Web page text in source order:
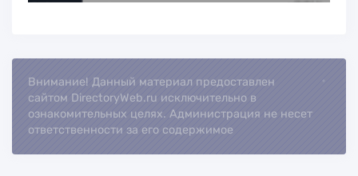
Loading...
Внимание! Данный материал предоставлен
сайтом DirectoryWeb.ru исключительно в
ознакомительных целях. Администрация не несет
ответственности за его содержимое